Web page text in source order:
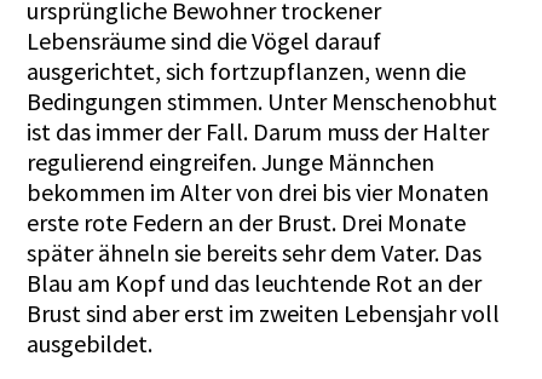
ursprüngliche Bewohner trockener
Lebensräume sind die Vögel darauf
ausgerichtet, sich fortzupflanzen, wenn die
Bedingungen stimmen. Unter Menschenobhut
ist das immer der Fall. Darum muss der Halter
regulierend eingreifen. Junge Männchen
bekommen im Alter von drei bis vier Monaten
erste rote Federn an der Brust. Drei Monate
später ähneln sie bereits sehr dem Vater. Das
Blau am Kopf und das leuchtende Rot an der
Brust sind aber erst im zweiten Lebensjahr voll
ausgebildet.